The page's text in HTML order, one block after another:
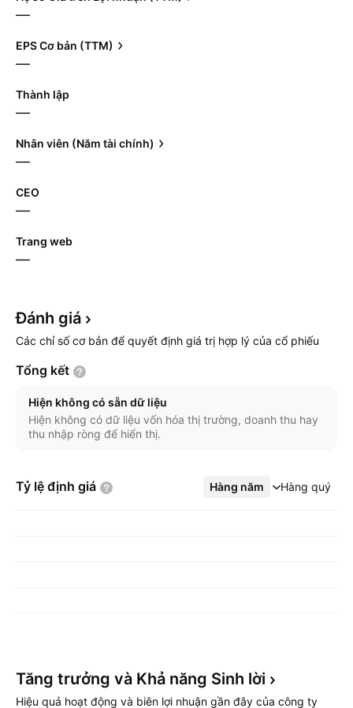
—
EPS Cơ bản (TTM)
—
Thành lập
—
Nhân viên (Năm tài chính)
—
CEO
—
Trang web
—
Đánh giá
Các chỉ số cơ bản để quyết định giá trị hợp lý của cổ phiếu
Tổng kết
Hiện không có sẵn dữ liệu
Hiện không có dữ liệu vốn hóa thị trường, doanh thu hay
thu nhập ròng để hiển thị.
Tỷ lệ định giá Hàng năm Hàng quý
Xem thêm
Tăng trưởng và Khả năng Sinh lời
Hiệu quả hoạt động và biên lợi nhuận gần đây của công ty